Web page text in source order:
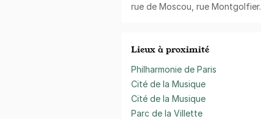
rue de Moscou, rue Montgolfier.
Lieux à proximité
Philharmonie de Paris
Cité de la Musique
Cité de la Musique
Parc de la Villette